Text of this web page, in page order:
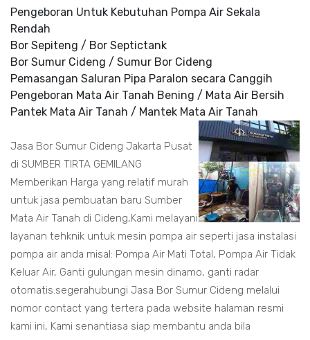
Pengeboran Untuk Kebutuhan Pompa Air Sekala
Rendah
Bor Sepiteng / Bor Septictank
Bor Sumur Cideng / Sumur Bor Cideng
Pemasangan Saluran Pipa Paralon secara Canggih
Pengeboran Mata Air Tanah Bening / Mata Air Bersih
Pantek Mata Air Tanah / Mantek Mata Air Tanah
Jasa Bor Sumur Cideng Jakarta Pusat
di SUMBER TIRTA GEMILANG
Memberikan Harga yang relatif murah
untuk jasa pembuatan baru Sumber
Mata Air Tanah di Cideng,Kami melayani
layanan tehknik untuk mesin pompa air seperti jasa instalasi
pompa air anda misal: Pompa Air Mati Total, Pompa Air Tidak
Keluar Air, Ganti gulungan mesin dinamo, ganti radar
otomatis.segerahubungi Jasa Bor Sumur Cideng melalui
nomor contact yang tertera pada website halaman resmi
kami ini, Kami senantiasa siap membantu anda bila